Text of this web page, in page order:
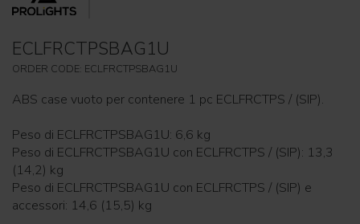
ECLFRCTPSBAG1U
ORDER CODE: ECLFRCTPSBAG1U
ABS case vuoto per contenere 1 pc ECLFRCTPS / (SIP).
Peso di ECLFRCTPSBAG1U: 6,6 kg
Peso di ECLFRCTPSBAG1U con ECLFRCTPS / (SIP): 13,3
(14,2) kg
Peso di ECLFRCTPSBAG1U con ECLFRCTPS / (SIP) e
accessori: 14,6 (15,5) kg